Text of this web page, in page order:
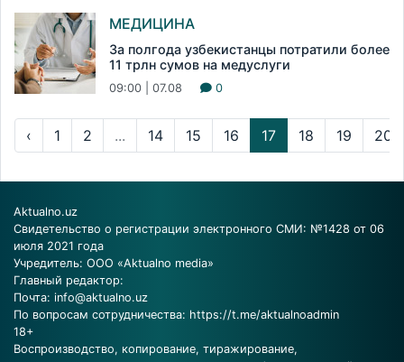
МЕДИЦИНА
За полгода узбекистанцы потратили более
11 трлн сумов на медуслуги
09:00 | 07.08 0
‹ 1 2 ... 14 15 16 17 18 19 20
Aktualno.uz
Свидетельство о регистрации электронного СМИ: №1428 от 06
июля 2021 года
Учредитель: ООО «Aktualno media»
Главный редактор:
Почта: info@aktualno.uz
По вопросам сотрудничества: https://t.me/aktualnoadmin
18+
Воспроизводство, копирование, тиражирование,